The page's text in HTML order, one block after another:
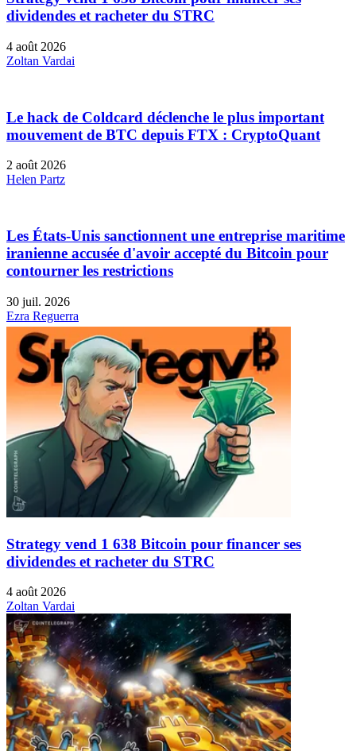
dividendes et racheter du STRC
4 août 2026
Zoltan Vardai
Le hack de Coldcard déclenche le plus important
mouvement de BTC depuis FTX : CryptoQuant
2 août 2026
Helen Partz
Les États-Unis sanctionnent une entreprise maritime
iranienne accusée d'avoir accepté du Bitcoin pour
contourner les restrictions
30 juil. 2026
Ezra Reguerra
Strategy vend 1 638 Bitcoin pour financer ses
dividendes et racheter du STRC
4 août 2026
Zoltan Vardai